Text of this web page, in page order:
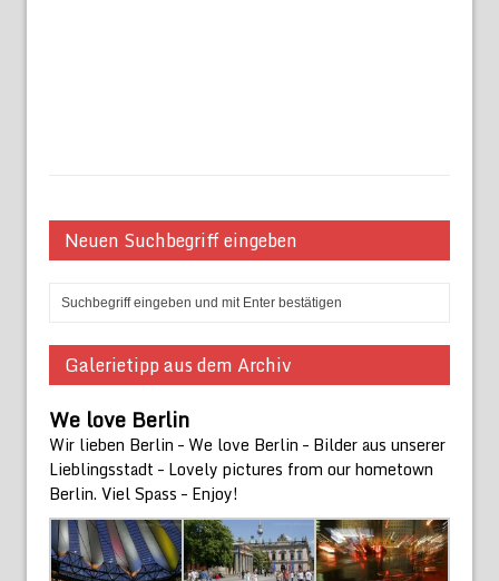
Neuen Suchbegriff eingeben
Galerietipp aus dem Archiv
We love Berlin
Wir lieben Berlin – We love Berlin – Bilder aus unserer
Lieblingsstadt – Lovely pictures from our hometown
Berlin. Viel Spass – Enjoy!